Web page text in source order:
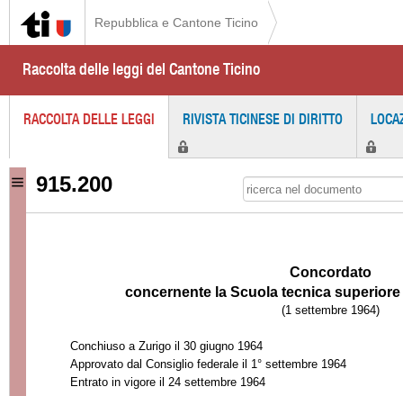
Repubblica e Cantone Ticino
Raccolta delle leggi del Cantone Ticino
RACCOLTA DELLE LEGGI RIVISTA TICINESE DI DIRITTO
915.200
Concordato
concernente la Scuola tecnica superiore
(1 settembre 1964)
Conchiuso a Zurigo il 30 giugno 1964
Approvato dal Consiglio federale il 1° settembre 1964
Entrato in vigore il 24 settembre 1964